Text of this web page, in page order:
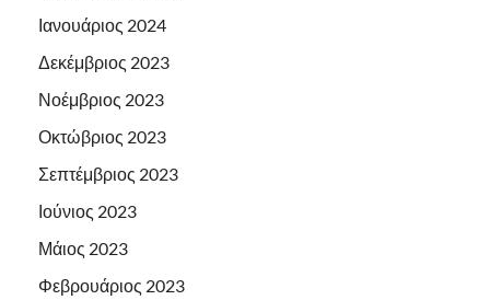
Ιανουάριος 2024
Δεκέμβριος 2023
Νοέμβριος 2023
Οκτώβριος 2023
Σεπτέμβριος 2023
Ιούνιος 2023
Μάιος 2023
Φεβρουάριος 2023